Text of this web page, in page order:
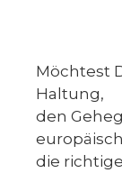
Möchtest
Haltung,
den
die